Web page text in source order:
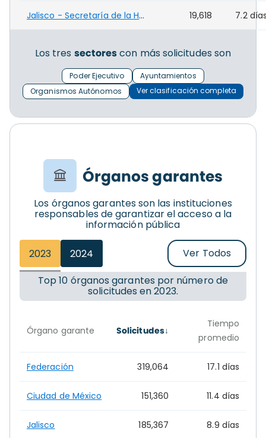
Jalisco - Secretaría de la Hacienda Pública - (JAL) 19,618 7.2
Los tres sectorescon más solicitudes son
Poder Ejecutivo
Ayuntamientos
Organismos Autónomos
Ver clasificación completa
Órganos garantes
Los órganos garantes son las instituciones
responsables de garantizar el acceso a la
información pública
2023 2024 Ver Todos
Top 10 órganos garantes por número de
solicitudes en 2023.
Órgano garante Solicitudes
Tiempo
promedio
Federación 319,064 17.1 días
Ciudad de México 151,360 11.4 días
Jalisco 185,367 8.9 días